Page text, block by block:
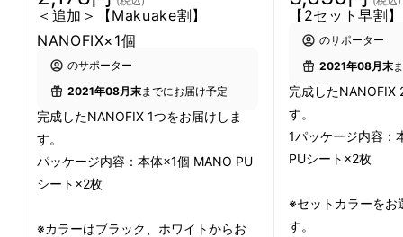
＜追加＞【Makuake割】
NANOFIX×1個
のサポーター
2021年08月末までにお届け予定
完成したNANOFIX 1つをお届けしま
す。
パッケージ内容：本体×1個 MANO PU
シート×2枚
※カラーはブラック、ホワイトからお
【2セット早割
のサポーター
2021年08月末
完成したNANOFIX
す。
1パッケージ内容：
PUシート×2枚
※セットカラーをお
す。